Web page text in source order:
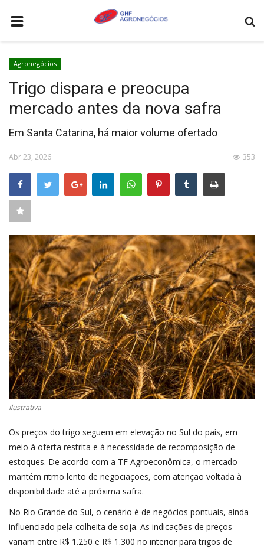
AGRONEGÓCIOS
LEILÕES
FEIRAS E EVENTOS
LOGÍSTICA
COTAÇÕES
COMO ANUNCIAR
COLUNISTA
CONTATO
CONECTE-SE
REGISTO
Agronegócios
Trigo dispara e preocupa
mercado antes da nova safra
Em Santa Catarina, há maior volume ofertado
Abr 23, 2026 353
Ilustrativa
Os preços do trigo seguem em elevação no Sul do país, em
meio à oferta restrita e à necessidade de recomposição de
estoques. De acordo com a TF Agroeconômica, o mercado
mantém ritmo lento de negociações, com atenção voltada à
disponibilidade até a próxima safra.
No Rio Grande do Sul, o cenário é de negócios pontuais, ainda
influenciado pela colheita de soja. As indicações de preços
variam entre R$ 1.250 e R$ 1.300 no interior para trigos de